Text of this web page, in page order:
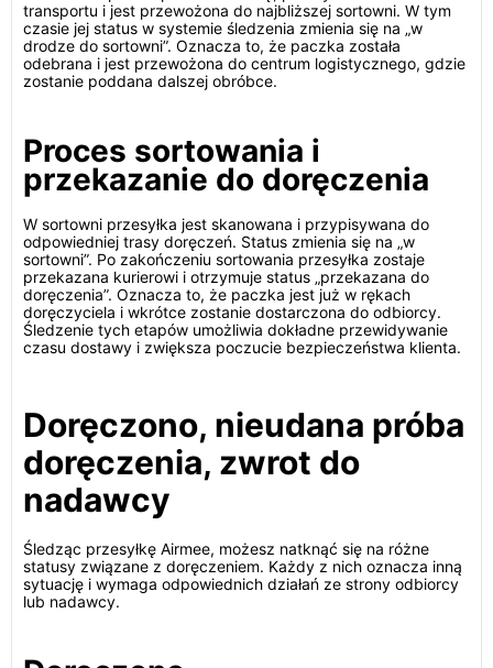
transportu i jest przewożona do najbliższej sortowni. W tym
czasie jej status w systemie śledzenia zmienia się na „w
drodze do sortowni”. Oznacza to, że paczka została
odebrana i jest przewożona do centrum logistycznego, gdzie
zostanie poddana dalszej obróbce.
Proces sortowania i
przekazanie do doręczenia
W sortowni przesyłka jest skanowana i przypisywana do
odpowiedniej trasy doręczeń. Status zmienia się na „w
sortowni”. Po zakończeniu sortowania przesyłka zostaje
przekazana kurierowi i otrzymuje status „przekazana do
doręczenia”. Oznacza to, że paczka jest już w rękach
doręczyciela i wkrótce zostanie dostarczona do odbiorcy.
Śledzenie tych etapów umożliwia dokładne przewidywanie
czasu dostawy i zwiększa poczucie bezpieczeństwa klienta.
Doręczono, nieudana próba
doręczenia, zwrot do
nadawcy
Śledząc przesyłkę Airmee, możesz natknąć się na różne
statusy związane z doręczeniem. Każdy z nich oznacza inną
sytuację i wymaga odpowiednich działań ze strony odbiorcy
lub nadawcy.